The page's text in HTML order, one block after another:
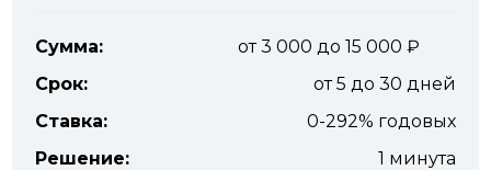
Сумма:
от 3 000 до 15 000
Срок:
от 5 до 30 дней
Ставка:
0-292% годовых
Решение:
1 минута